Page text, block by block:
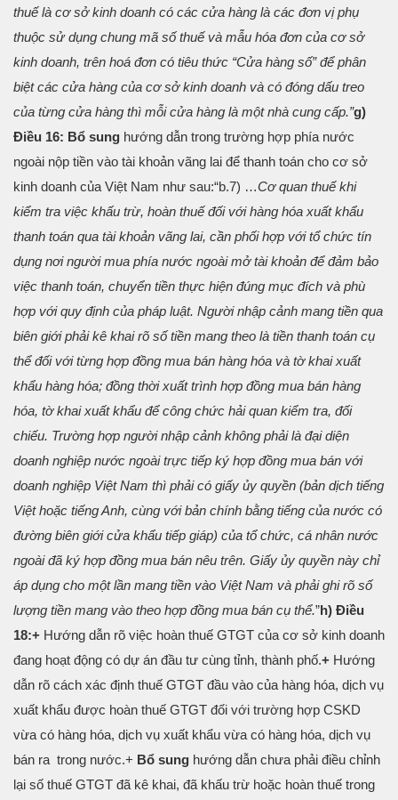
thuế là cơ sở kinh doanh có các cửa hàng là các đơn vị phụ
thuộc sử dụng chung mã số thuế và mẫu hóa đơn của cơ sở
kinh doanh, trên hoá đơn có tiêu thức “Cửa hàng số” để phân
biệt các cửa hàng của cơ sở kinh doanh và có đóng dấu treo
của từng cửa hàng thì mỗi cửa hàng là một nhà cung cấp.”g)
Điều 16: Bổ sung hướng dẫn trong trường hợp phía nước
ngoài nộp tiền vào tài khoản vãng lai để thanh toán cho cơ sở
kinh doanh của Việt Nam như sau:“b.7) …Cơ quan thuế khi
kiểm tra việc khấu trừ, hoàn thuế đối với hàng hóa xuất khẩu
thanh toán qua tài khoản vãng lai, cần phối hợp với tổ chức tín
dụng nơi người mua phía nước ngoài mở tài khoản để đảm bảo
việc thanh toán, chuyển tiền thực hiện đúng mục đích và phù
hợp với quy định của pháp luật. Người nhập cảnh mang tiền qua
biên giới phải kê khai rõ số tiền mang theo là tiền thanh toán cụ
thể đối với từng hợp đồng mua bán hàng hóa và tờ khai xuất
khẩu hàng hóa; đồng thời xuất trình hợp đồng mua bán hàng
hóa, tờ khai xuất khẩu để công chức hải quan kiểm tra, đối
chiếu. Trường hợp người nhập cảnh không phải là đại diện
doanh nghiệp nước ngoài trực tiếp ký hợp đồng mua bán với
doanh nghiệp Việt Nam thì phải có giấy ủy quyền (bản dịch tiếng
Việt hoặc tiếng Anh, cùng với bản chính bằng tiếng của nước có
đường biên giới cửa khẩu tiếp giáp) của tổ chức, cá nhân nước
ngoài đã ký hợp đồng mua bán nêu trên. Giấy ủy quyền này chỉ
áp dụng cho một lần mang tiền vào Việt Nam và phải ghi rõ số
lượng tiền mang vào theo hợp đồng mua bán cụ thể.”h) Điều
18:+ Hướng dẫn rõ việc hoàn thuế GTGT của cơ sở kinh doanh
đang hoạt động có dự án đầu tư cùng tỉnh, thành phố.+ Hướng
dẫn rõ cách xác định thuế GTGT đầu vào của hàng hóa, dịch vụ
xuất khẩu được hoàn thuế GTGT đối với trường hợp CSKD
vừa có hàng hóa, dịch vụ xuất khẩu vừa có hàng hóa, dịch vụ
bán ra trong nước.+ Bổ sung hướng dẫn chưa phải điều chỉnh
lại số thuế GTGT đã kê khai, đã khấu trừ hoặc hoàn thuế trong